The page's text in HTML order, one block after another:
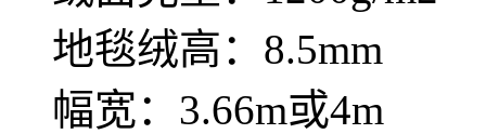
地毯绒高：8.5mm
幅宽：3.66m或4m